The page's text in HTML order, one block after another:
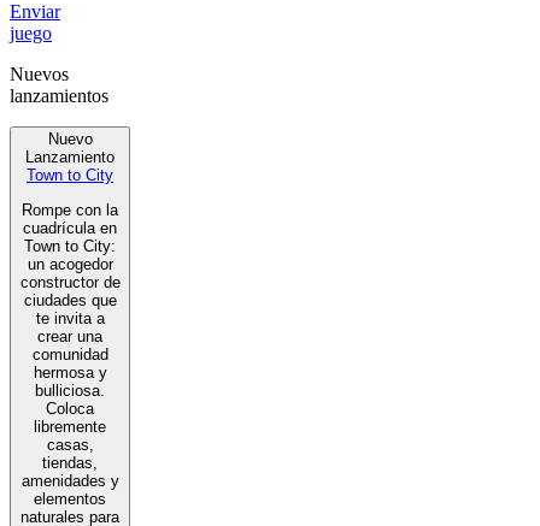
Enviar
juego
Nuevos
lanzamientos
Nuevo
Lanzamiento
Town to City
Rompe con la
cuadrícula en
Town to City:
un acogedor
constructor de
ciudades que
te invita a
crear una
comunidad
hermosa y
bulliciosa.
Coloca
libremente
casas,
tiendas,
amenidades y
elementos
naturales para